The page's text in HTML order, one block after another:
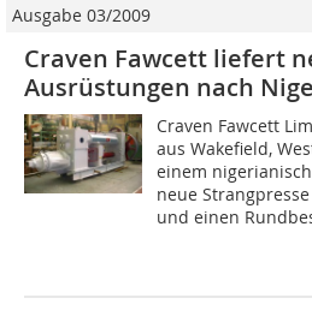
Ausgabe 03/2009
Craven Fawcett liefert
Ausrüstungen nach
Craven Fawcett
aus Wakefield,
einem
neue
und einen